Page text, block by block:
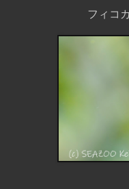
フィコ